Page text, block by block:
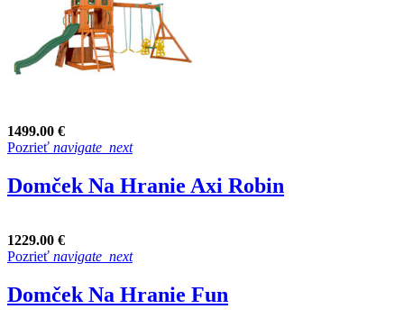
1499.00 €
Pozrieť navigate_next
Domček Na Hranie Axi Robin
1229.00 €
Pozrieť navigate_next
Domček Na Hranie Fun